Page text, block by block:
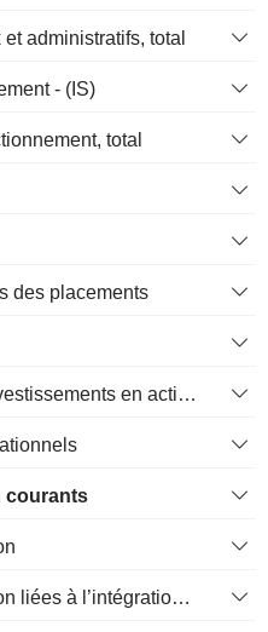
administratifs, total
- (IS)
total
des placements
Gains (Pertes) sur les investissements en actions
courants
Charges de restructuration liées à l’intégration d’une nouvelle activité (Fusions, Acquisitions)